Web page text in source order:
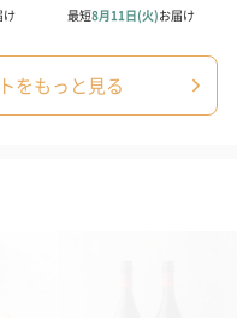
をもっと見る